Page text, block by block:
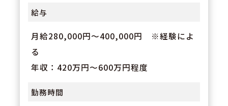
魅力の会社です。
給与
月給280,000円〜400,000円 ※経験によ
る
年収：420万円～600万円程度
勤務時間